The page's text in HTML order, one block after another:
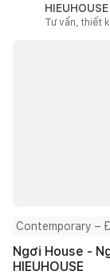
HIEUHOUSE
Tư vấn, thiết
Contemporary –
Ngơi House -
HIEUHOUSE